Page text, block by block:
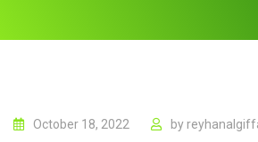
October 18, 2022 by